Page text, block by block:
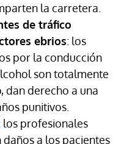
la carretera.
de tráfico
ebrios: los
por la conducción
son totalmente
dan derecho a una
punitivos.
los profesionales
a los pacientes